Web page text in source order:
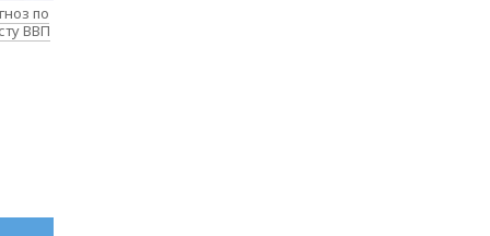
по
ВВП